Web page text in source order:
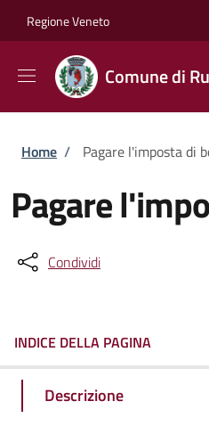
Regione Veneto
Comune di
Briciole di pane
Home / Pagare l'imposta di
Pagare
Condividi
INDICE DELLA PAGINA
Descrizione